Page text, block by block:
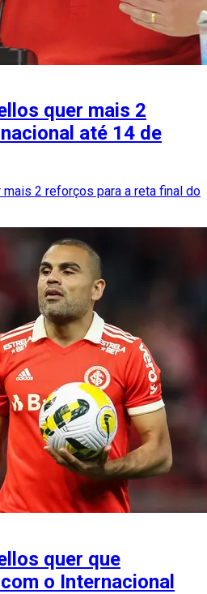
quer mais 2
até 14 de
2 reforços para a reta final do
quer que
o Internacional